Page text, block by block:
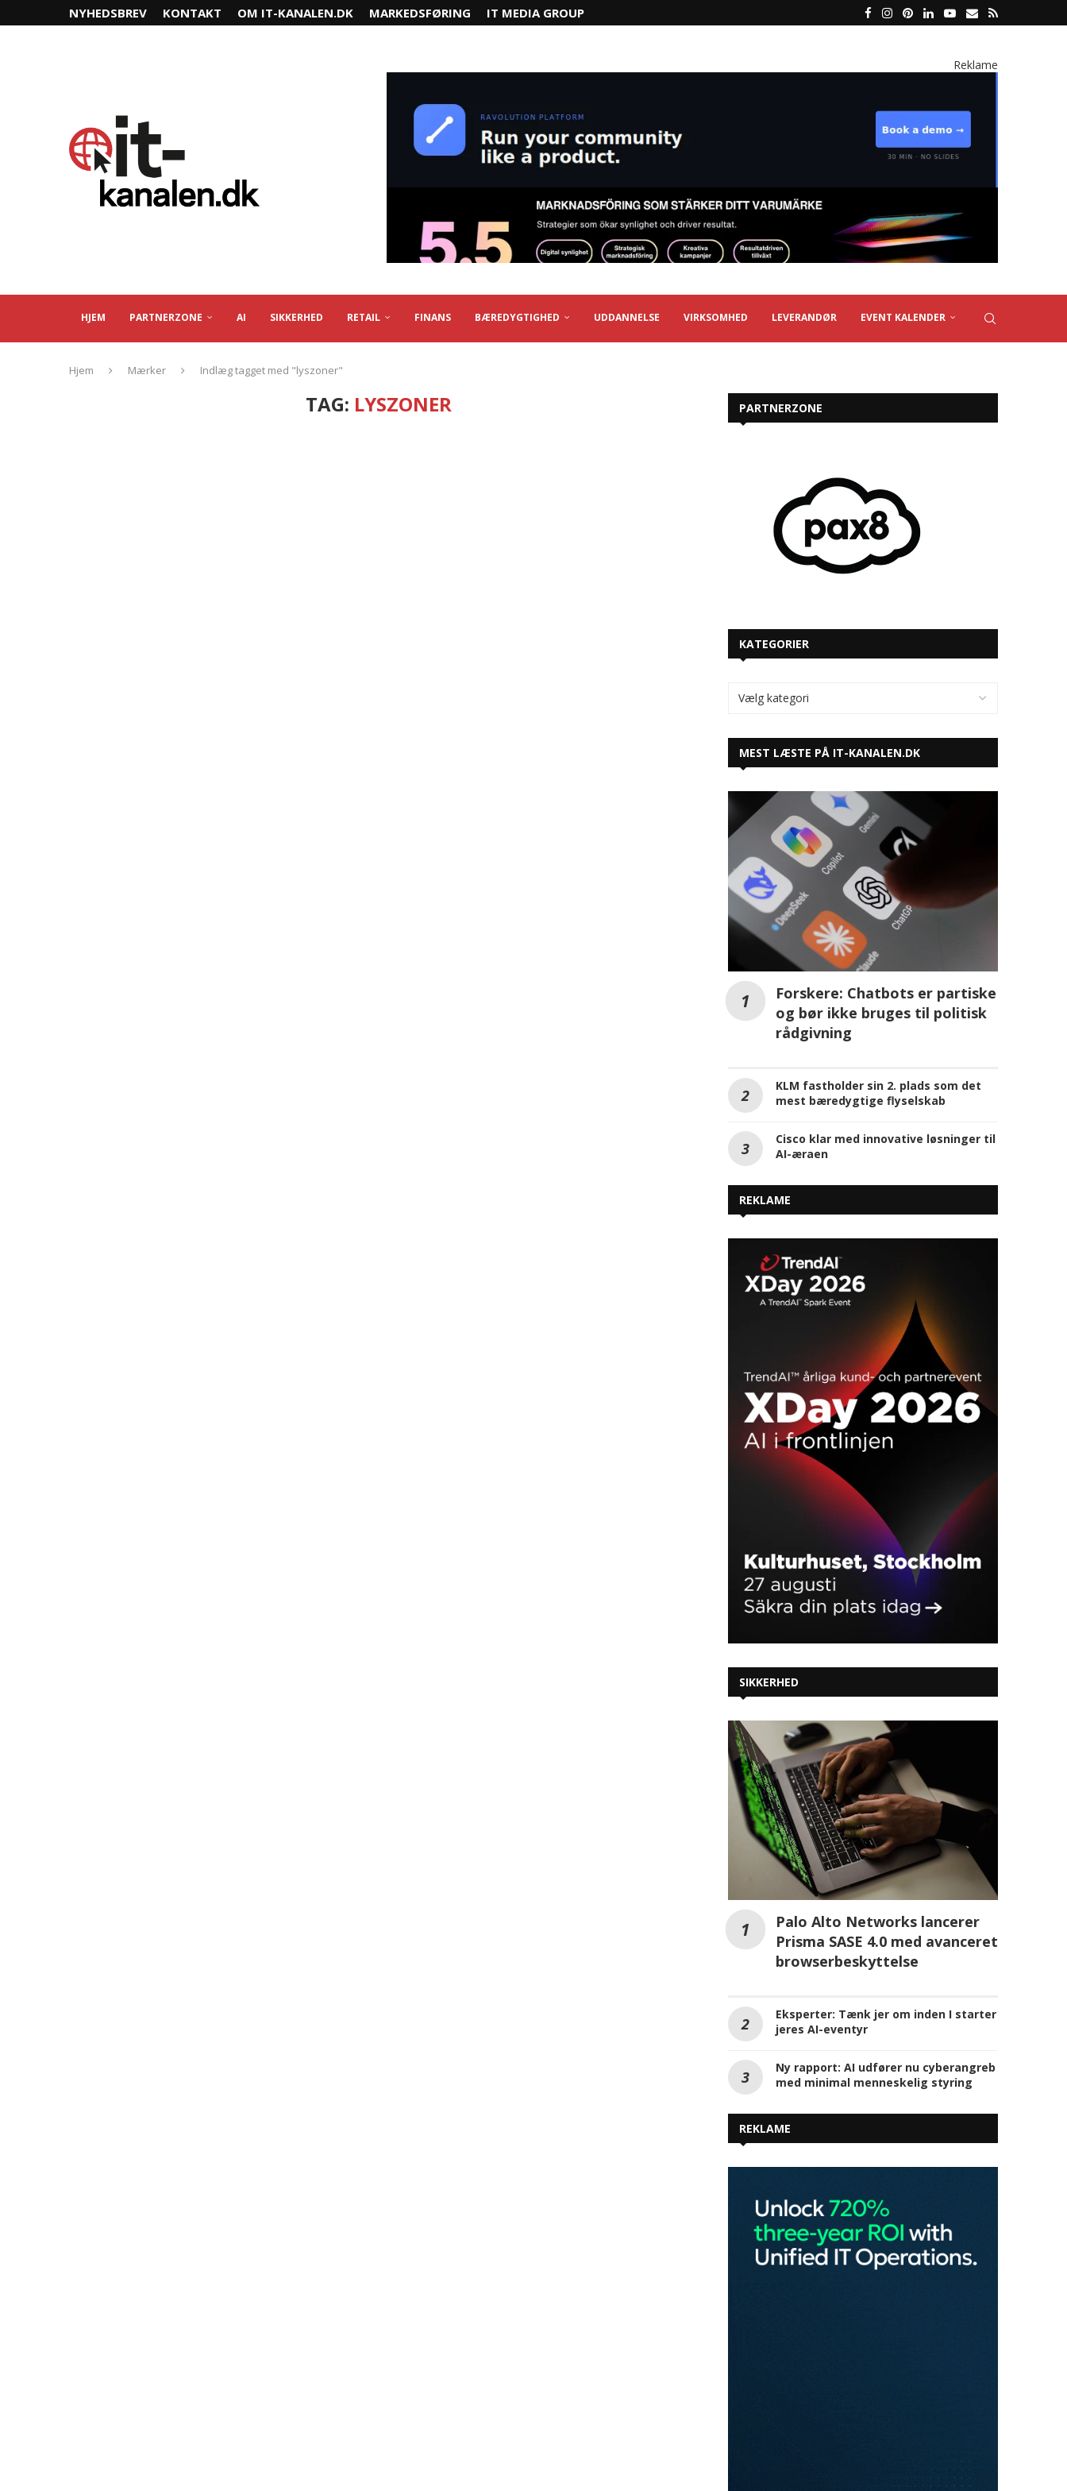
NYHEDSBREV KONTAKT OM IT-KANALEN.DK MARKEDSFØRING IT MEDIA GROUP
Reklame
HJEM PARTNERZONE AI SIKKERHED RETAIL FINANS BÆREDYGTIGHED UDDANNELSE VIRKSOMHED LEVERANDØR EVENT KALENDER
Hjem Mærker Indlæg tagget med "lyszoner"
TAG: LYSZONER PARTNERZONE
KATEGORIER
MEST LÆSTE PÅ IT-KANALEN.DK
Forskere: Chatbots er partiske
og bør ikke bruges til politisk
rådgivning
KLM fastholder sin 2. plads som det
mest bæredygtige flyselskab
Cisco klar med innovative løsninger til
AI-æraen
REKLAME
SIKKERHED
Palo Alto Networks lancerer
Prisma SASE 4.0 med avanceret
browserbeskyttelse
Eksperter: Tænk jer om inden I starter
jeres AI-eventyr
Ny rapport: AI udfører nu cyberangreb
med minimal menneskelig styring
REKLAME